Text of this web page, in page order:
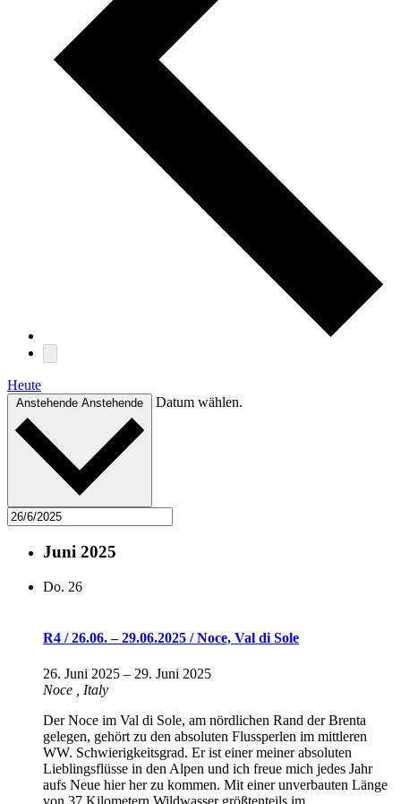
Heute
Anstehende Anstehende Datum wählen.
Juni 2025
Do. 26
R4 / 26.06. – 29.06.2025 / Noce, Val di Sole
26. Juni 2025 – 29. Juni 2025
Noce
, Italy
Der Noce im Val di Sole, am nördlichen Rand der Brenta
gelegen, gehört zu den absoluten Flussperlen im mittleren
WW. Schwierigkeitsgrad. Er ist einer meiner absoluten
Lieblingsflüsse in den Alpen und ich freue mich jedes Jahr
aufs Neue hier her zu kommen. Mit einer unverbauten Länge
von 37 Kilometern Wildwasser größtenteils im